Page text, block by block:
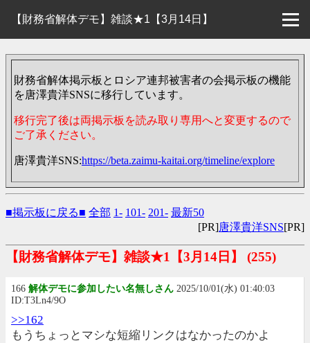
【財務省解体デモ】雑談★1【3月14日】
財務省解体掲示板とロシア連邦被害者の会掲示板の機能
を唐澤貴洋SNSに移行しています。
移行完了後は両掲示板を読み取り専用へと変更するので
ご了承ください。
唐澤貴洋SNS:https://beta.zaimu-kaitai.org/timeline/explore
■掲示板に戻る■ 全部 1- 101- 201- 最新50
[PR]唐澤貴洋SNS[PR]
【財務省解体デモ】雑談★1【3月14日】 (255)
166 解体デモに参加したい名無しさん 2025/10/01(水) 01:40:03
ID:T3Ln4/9O
>>162
もうちょっとマシな短縮リンクはなかったのかよ